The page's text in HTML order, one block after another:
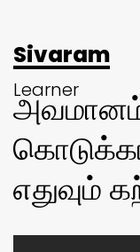
Sivaram
Learner
எதுவும்